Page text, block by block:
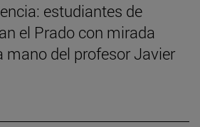
estudiantes de
el Prado con mirada
mano del profesor Javier